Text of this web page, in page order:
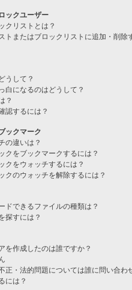
ックユーザー
クリストとは？
トまたはブロックリストに追加・削除
うして？
白になるのはどうして？
？
認するには？
ックマーク
の違いは？
クをブックマークするには？
クをウォッチするには？
クのウォッチを解除するには？
ドできるファイルの種類は？
探すには？
を作成したのは誰ですか？
正・法的問題については誰に問い合わ
には？